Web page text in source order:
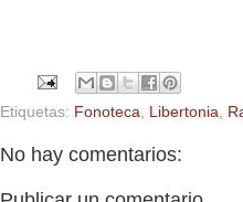
Etiquetas: Fonoteca, Libertonia,
No hay comentarios: